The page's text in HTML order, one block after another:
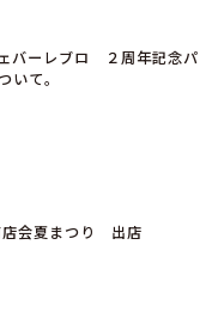
バーレブロ ２周年記念パ
て。
会夏まつり 出店